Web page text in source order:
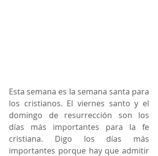
Esta semana es la semana santa para
los cristianos. El viernes santo y el
domingo de resurrección son los
días más importantes para la fe
cristiana. Digo los días más
importantes porque hay que admitir